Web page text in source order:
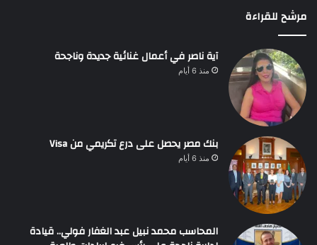
مرشح للقراءة
آية ناصر في أعمال غنائية جديدة وناجحة
منذ 6 أيام
بنك مصر يحصل على درع تكريمي من Visa
منذ 6 أيام
المحاسب محمد نبيل عبد الغفار فولي.. قيادة